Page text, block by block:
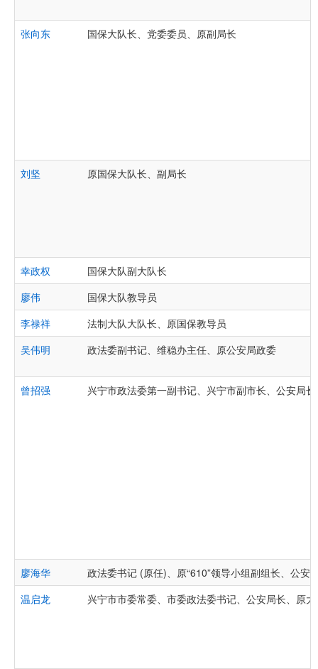
张向东 国保大队长、党委委员、原副局长
刘坚 原国保大队长、副局长
幸政权
国保大队副大队长
廖伟
国保大队教导员
李禄祥
法制大队大队长、原国保教导员
吴伟明
政法委副书记、维稳办主任、原公安局政委
曾招强 兴宁市政法委第一副书记、兴宁市副市长、公安局长
廖海华
政法委书记 (原任)、原“610”领导小组副组长、公安
温启龙
兴宁市市委常委、市委政法委书记、公安局长、原